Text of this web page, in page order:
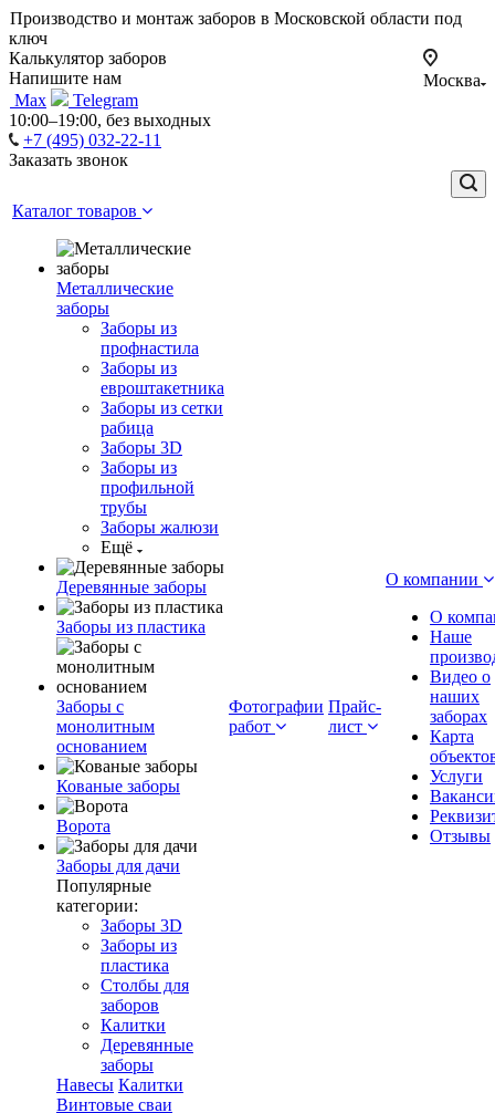
Производство и монтаж заборов в Московской области под
ключ
Москва
Калькулятор заборов
Напишите нам
Max
Telegram
10:00–19:00, без выходных
+7 (495) 032-22-11
Заказать звонок
Каталог товаров
Металлические
заборы
Заборы из
профнастила
Заборы из
евроштакетника
Заборы из сетки
рабица
Заборы 3D
Заборы из
профильной
трубы
Заборы жалюзи
Ещё
Деревянные заборы
Заборы из пластика
Заборы с
монолитным
основанием
Кованые заборы
Ворота
Заборы для дачи
Популярные
категории:
Заборы 3D
Заборы из
пластика
Столбы для
заборов
Калитки
Деревянные
заборы
Навесы Калитки
Винтовые сваи
Фотографии
работ
Прайс-
лист
О компании
О
Наше
Видео о
наших
заборах
Карта
Услуги
Отзывы